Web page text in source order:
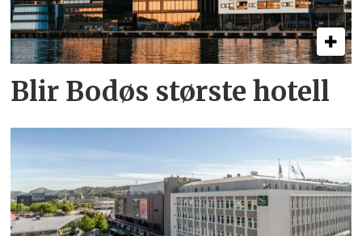
Blir Bodøs største hotell